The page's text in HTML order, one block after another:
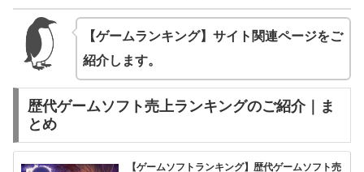
【ゲームランキング】サイト関連ページをご
紹介します。
歴代ゲームソフト売上ランキングのご紹介｜ま
とめ
【ゲームソフトランキング】歴代ゲームソフト売